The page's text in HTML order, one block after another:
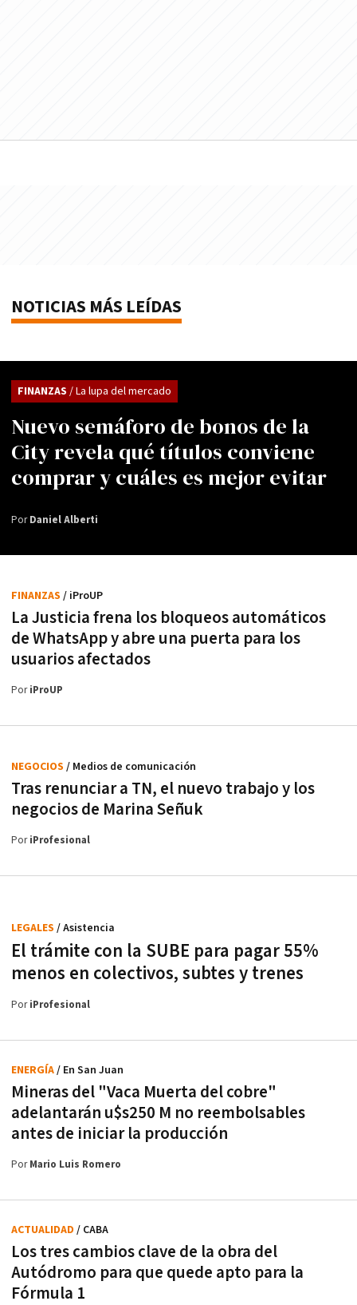
NOTICIAS MÁS LEÍDAS
Nuevo semáforo de bonos de la
City revela qué títulos conviene
comprar y cuáles es mejor evitar
FINANZAS / La lupa del mercado
PorDaniel Alberti
La Justicia frena los bloqueos automáticos
de WhatsApp y abre una puerta para los
usuarios afectados
FINANZAS / iProUP
PoriProUP
Tras renunciar a TN, el nuevo trabajo y los
negocios de Marina Señuk
NEGOCIOS / Medios de comunicación
PoriProfesional
El trámite con la SUBE para pagar 55%
menos en colectivos, subtes y trenes
LEGALES / Asistencia
PoriProfesional
Mineras del "Vaca Muerta del cobre"
adelantarán u$s250 M no reembolsables
antes de iniciar la producción
ENERGÍA/ En San Juan
PorMario Luis Romero
Los tres cambios clave de la obra del
Autódromo para que quede apto para la
Fórmula 1
ACTUALIDAD / CABA